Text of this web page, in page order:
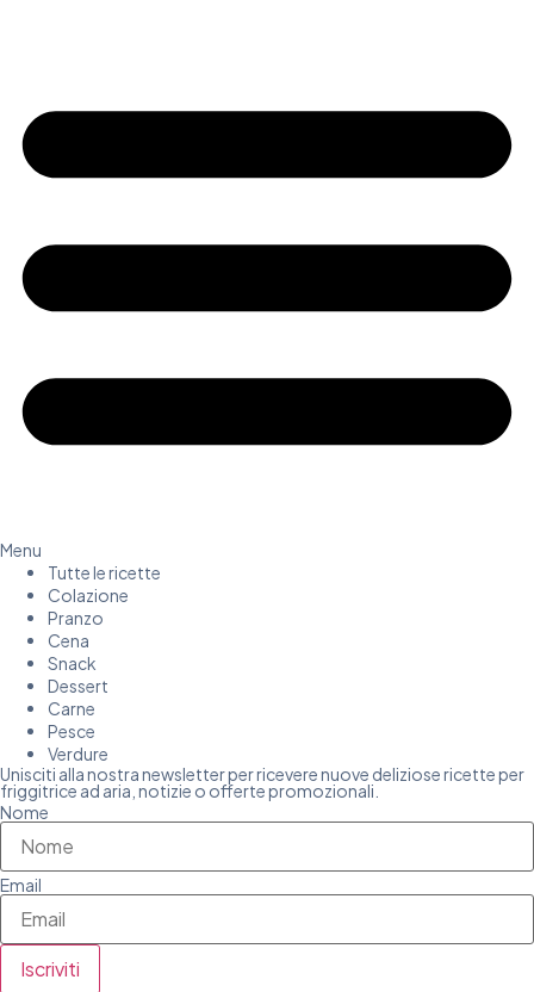
Menu
Tutte le ricette
Colazione
Pranzo
Cena
Snack
Dessert
Carne
Pesce
Verdure
Unisciti alla nostra newsletter per ricevere nuove deliziose ricette per
friggitrice ad aria, notizie o offerte promozionali.
Nome
Email
Iscriviti